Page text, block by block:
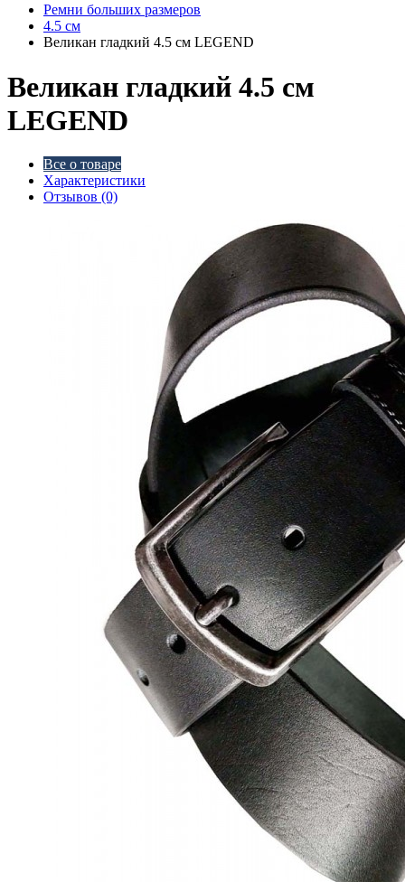
Ремни больших размеров
4.5 см
Великан гладкий 4.5 см LEGEND
Великан гладкий 4.5 см
LEGEND
Все о товаре
Характеристики
Отзывов (0)